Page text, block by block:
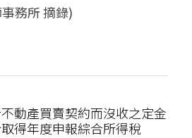
事務所 摘錄)
動產買賣契約而沒收之定金
得年度申報綜合所得稅